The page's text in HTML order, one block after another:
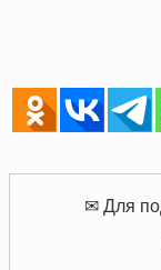
✉ Для